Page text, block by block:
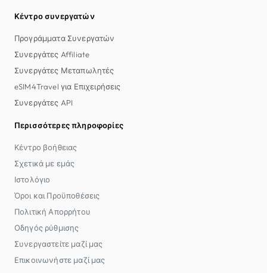
Κέντρο συνεργατών
Προγράμματα Συνεργατών
Συνεργάτες Affiliate
Συνεργάτες Μεταπωλητές
eSIM4Travel για Επιχειρήσεις
Συνεργάτες API
Περισσότερες πληροφορίες
Κέντρο βοήθειας
Σχετικά με εμάς
Ιστολόγιο
Όροι και Προϋποθέσεις
Πολιτική Απορρήτου
Οδηγός ρύθμισης
Συνεργαστείτε μαζί μας
Επικοινωνήστε μαζί μας